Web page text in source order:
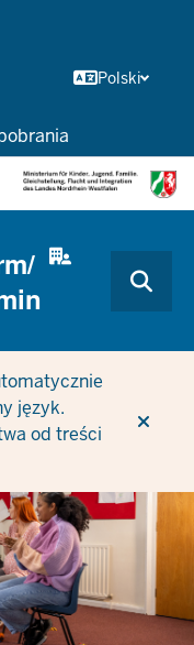
Polski
język.
od treści